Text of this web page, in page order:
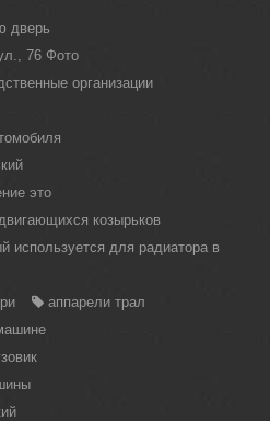
дверь
76 Фото
организации
это
козырьков
используется для радиатора в
аппарели трал